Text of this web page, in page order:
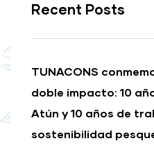
Recent Posts
TUNACONS
doble impacto: 10
Atún y 10 años de
sostenibilidad